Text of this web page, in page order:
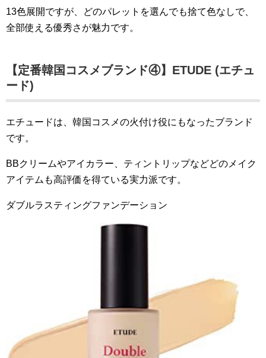
13色展開ですが、どのパレットを選んでも捨て色なしで、
全部使える優秀さが魅力です。
【定番韓国コスメブランド④】ETUDE (エチュ
ード)
エチュードは、韓国コスメの火付け役にもなったブランド
です。
BBクリームやアイカラー、ティントリップなどどのメイク
アイテムも高評価を得ている実力派です。
ダブルラスティングファンデーション